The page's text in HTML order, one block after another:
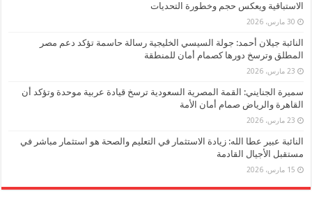
الاستباقية ويعكس حجم وخطورة التحديات
30 مارس، 2026
النائبة جيلان أحمد: جولة السيسي الخليجية رسالة حاسمة تؤكد دعم مصر
المطلق وترسخ دورها كصمام أمان للمنطقة
23 مارس، 2026
سميرة الجنايني: القمة المصرية السعودية ترسخ قيادة عربية موحدة وتؤكد أن
القاهرة والرياض صمام أمان الأمة
23 مارس، 2026
النائبة عبير عطا الله: زيادة الاستثمار في التعليم والصحة هو استثمار مباشر في
مستقبل الأجيال القادمة
15 مارس، 2026